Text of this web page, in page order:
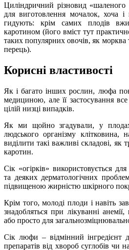
Циліндричний різновид «шаленого
для виготовлення мочалок, хоча і
гидують: крім самих плодів
каротином (його вміст тут
таких популярних овочів, як морква
перець).
Корисні властивості
Як і багато інших рослин, люфа
медициною, але її застосування
цілій низці випадків.
Як ми щойно згадували, у
людського організму клітковина,
виділити такі важливі складові, як
каротин.
Сік «огірків» використовується
та деяких дерматологічних
підвищеною жирністю шкірного
Крім того, молоді плоди і навіть
знадобляться при лікуванні
або просто для
Сік люфи – відмінний інгредієнт
препаратів від хвороб суглобів чи